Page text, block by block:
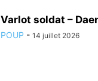
Varlot soldat –
POUP - 14 juillet 2026